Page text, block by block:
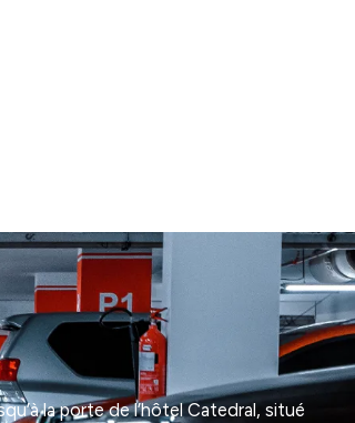
la porte de l’hôtel Catedral, situé